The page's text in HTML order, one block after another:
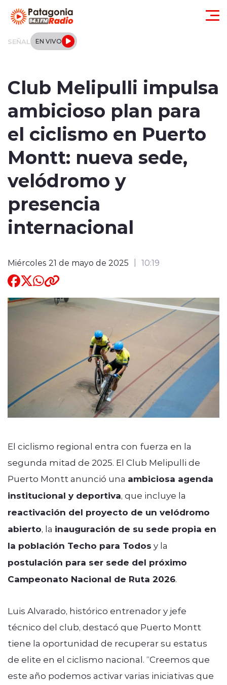
SEÑAL EN VIVO
Local
Internacional
Entrevistas
Club Melipulli impulsa
ambicioso plan para
el ciclismo en Puerto
Montt: nueva sede,
velódromo y
presencia
internacional
Miércoles 21 de mayo de 2025 10:19
El ciclismo regional entra con fuerza en la
segunda mitad de 2025. El Club Melipulli de
Puerto Montt anunció una ambiciosa agenda
institucional y deportiva, que incluye la
reactivación del proyecto de un velódromo
abierto, la inauguración de su sede propia en
la población Techo para Todos y la
postulación para ser sede del próximo
Campeonato Nacional de Ruta 2026.
Luis Alvarado, histórico entrenador y jefe
técnico del club, destacó que Puerto Montt
tiene la oportunidad de recuperar su estatus
de elite en el ciclismo nacional. “Creemos que
este año podemos activar varias iniciativas que